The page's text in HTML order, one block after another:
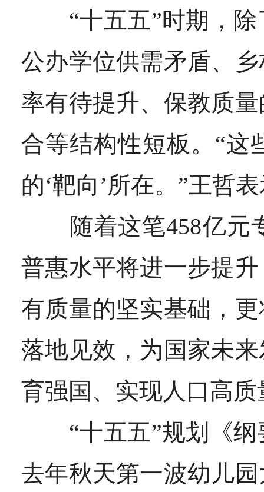
“十五五”时期，除
公办学位供需矛盾、
率有待提升、保教质
合等结构性短板。 “这
的‘靶向’所在。”王哲
随着这笔458亿元
普惠水平将进一步提
有质量的坚实基础，
落地见效，为国家未
育强国、实现人口高
“十五五”规划《纲
去年秋天第一波幼儿